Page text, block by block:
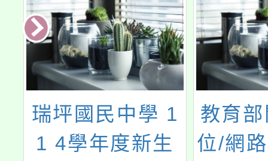
瑞坪國民中學 1
1 4學年度新生
教育
位/網